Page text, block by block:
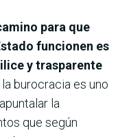
para que
funcionen es
y trasparente
burocracia es uno
la
que según